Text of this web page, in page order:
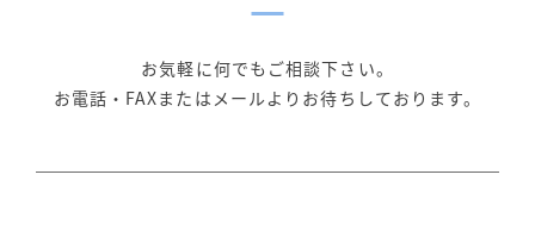
お気軽に何でもご相談下さい。
お電話・FAXまたはメールよりお待ちしております。